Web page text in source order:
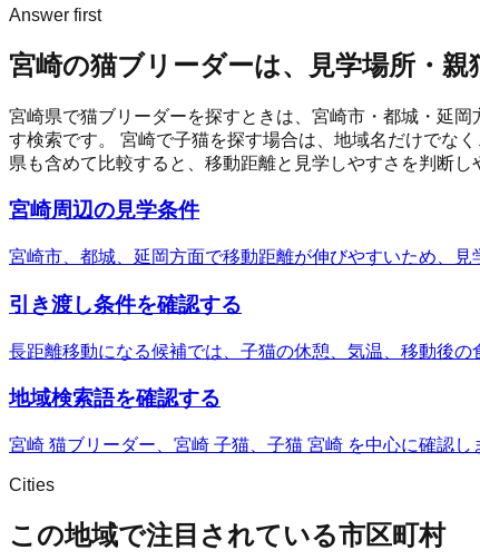
Answer first
宮崎の猫ブリーダーは、見学場所・
宮崎県で猫ブリーダーを探すときは、宮崎市・都城・延
す検索です。 宮崎で子猫を探す場合は、地域名だけでな
県も含めて比較すると、移動距離と見学しやすさを判断し
宮崎周辺の見学条件
宮崎市、都城、延岡方面で移動距離が伸びやすいため、見
引き渡し条件を確認する
長距離移動になる候補では、子猫の休憩、気温、移動後の
地域検索語を確認する
宮崎 猫ブリーダー、宮崎 子猫、子猫 宮崎 を中心に確認し
Cities
この地域で注目されている市区町村